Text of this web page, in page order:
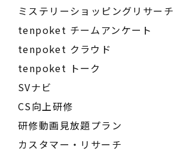
ミステリーショッピングリサーチ
tenpoket チームアンケート
tenpoket クラウド
tenpoket トーク
SVナビ
CS向上研修
研修動画見放題プラン
カスタマー・リサーチ